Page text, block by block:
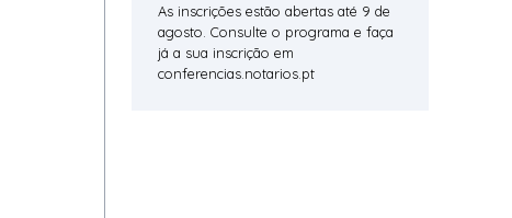
As inscrições estão abertas até 9 de
agosto. Consulte o programa e faça
já a sua inscrição em
conferencias.notarios.pt